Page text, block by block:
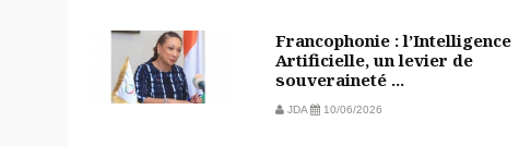
Francophonie : l’Intelligence
Artificielle, un levier de
souveraineté ...
JDA 10/06/2026